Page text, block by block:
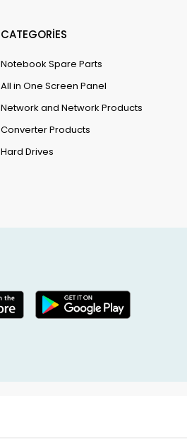
CATEGORİES
Notebook Spare Parts
All in One Screen Panel
Network and Network Products
Converter Products
Hard Drives